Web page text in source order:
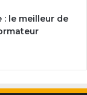
: le meilleur de